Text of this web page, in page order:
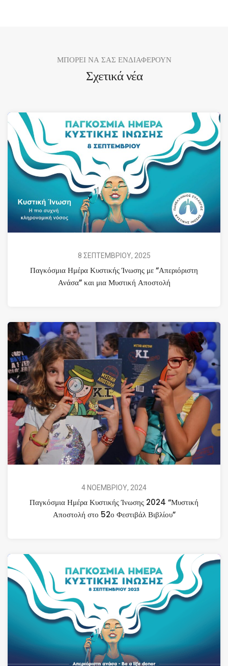
ΜΠΟΡΕΙ ΝΑ ΣΑΣ ΕΝΔΙΑΦΕΡΟΥΝ
Σχετικά νέα
8 ΣΕΠΤΕΜΒΡΙΟΥ, 2025
Παγκόσμια Ημέρα Κυστικής Ίνωσης με “Απεριόριστη
Ανάσα” και μια Μυστική Αποστολή
4 ΝΟΕΜΒΡΙΟΥ, 2024
Παγκόσμια Ημέρα Κυστικής Ίνωσης 2024 “Μυστική
Αποστολή στο 52ο Φεστιβάλ Βιβλίου”